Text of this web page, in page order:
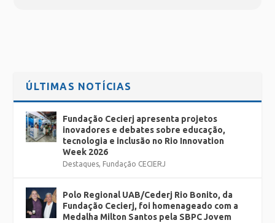
ÚLTIMAS NOTÍCIAS
Fundação Cecierj apresenta projetos
inovadores e debates sobre educação,
tecnologia e inclusão no Rio Innovation
Week 2026
Destaques, Fundação CECIERJ
Polo Regional UAB/Cederj Rio Bonito, da
Fundação Cecierj, foi homenageado com a
Medalha Milton Santos pela SBPC Jovem